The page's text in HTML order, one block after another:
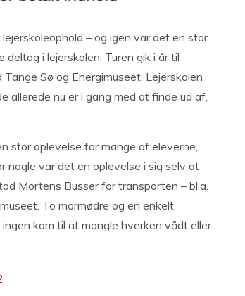
– og igen var det en stor
i lejerskolen. Turen gik i år til
Sø og Energimuseet. Lejerskolen
allerede nu er i gang med at finde ud af,
stor oplevelse for mange af eleverne,
nogle var det en oplevelse i sig selv at
Mortens Busser for transporten – bl.a.
To mormødre og en enkelt
kom til at mangle hverken vådt eller